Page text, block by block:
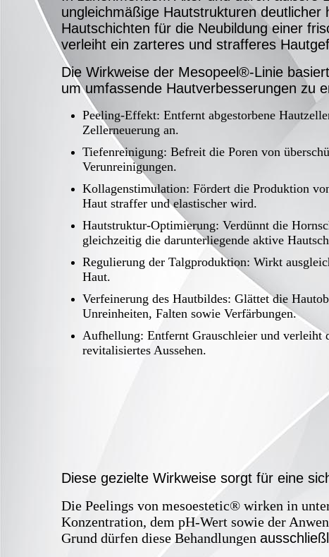
ungleichmäßige Hautstrukturen
Hautschichten für die Neubildung einer
verleiht ein zarteres und strafferes
Die Wirkweise der Mesopeel®-Linie
um umfassende Hautverbesserungen zu
Peeling-Effekt: Entfernt abgestorbene
Zellerneuerung an.
Tiefenreinigung: Befreit die Poren von
Verunreinigungen.
Kollagenstimulation: Fördert die Produktion
Haut straffer und elastischer wird.
Hautstruktur-Optimierung: Verdünnt die
gleichzeitig die darunterliegende aktive
Regulierung der Talgproduktion: Wirkt
Haut.
Verfeinerung des Hautbildes: Glättet die
Unreinheiten, Falten sowie Verfärbungen.
Aufhellung: Entfernt Grauschleier und verleiht
revitalisiertes Aussehen.
Diese gezielte Wirkweise sorgt für eine
Die Peelings von mesoestetic® wirken in
Konzentration, dem pH-Wert sowie der
Grund dürfen diese Behandlungen